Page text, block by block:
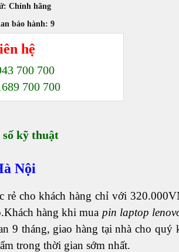
Chính hãng
bảo hành: 9
hệ
700 700
700 700
số kỹ thuật
Nội
rẻ cho khách hàng chỉ với
hàng khi mua pin laptop
9 tháng, giao hàng tại nhà cho quý
trong thời gian sớm nhất.